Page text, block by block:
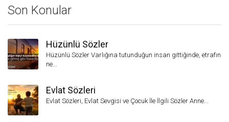
Son Konular
Hüzünlü Sözler
Hüzünlü Sözler Varlığına tutunduğun insan gittiğinde, etrafın
ne...
Evlat Sözleri
Evlat Sözleri, Evlat Sevgisi ve Çocuk İle İlgili Sözler Anne...